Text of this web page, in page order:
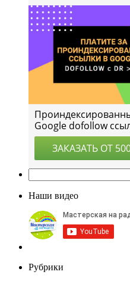
Наши видео
Рубрики